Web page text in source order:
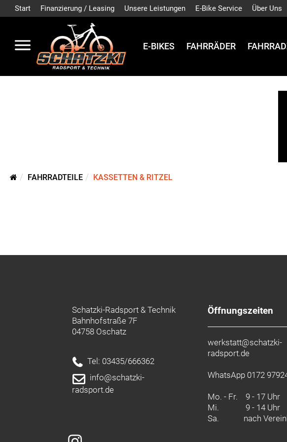
Start Finanzierung / Leasing Unsere Leistungen E-Bike Service Über Uns
E-BIKES FAHRRÄDER
FAHRRADTEILE KASSETTEN & RITZEL
Schatzki-Radsport & Technik
Bahnhofstraße 7F
04758 Oschatz
Tel: 03435/666362
info@schatzki-
radsport.de
Öffnungszeiten
werkstatt@schatzki-
radsport.de
WhatsApp 0172
Mo. - Fr. 9 - 17 Uhr
Mi.
9 - 14 Uhr
Sa.
nach